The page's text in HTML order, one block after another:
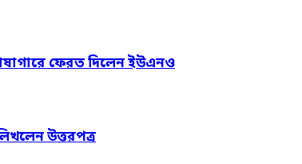
ফেরত দিলেন ইউএনও
উত্তরপত্র